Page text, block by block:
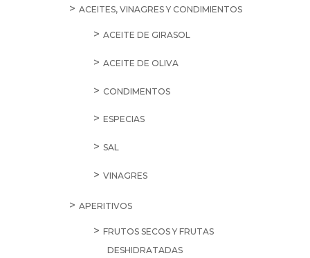
ACEITES, VINAGRES Y CONDIMIENTOS
ACEITE DE GIRASOL
ACEITE DE OLIVA
CONDIMENTOS
ESPECIAS
SAL
VINAGRES
APERITIVOS
FRUTOS SECOS Y FRUTAS
DESHIDRATADAS